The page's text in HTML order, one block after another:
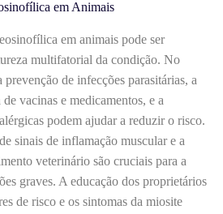
em Animais
em animais pode ser
multifatorial da condição. No
de infecções parasitárias, a
vacinas e medicamentos, e a
podem ajudar a reduzir o risco.
sinais de inflamação muscular e a
veterinário são cruciais para a
graves. A educação dos proprietários
de risco e os sintomas da miosite